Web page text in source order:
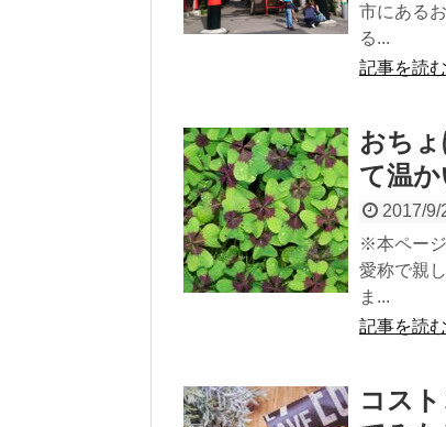
市にある
る...
記事を読む
おち
て温
2017/9/
※本ペー
愛称で親
ま...
記事を読む
コス